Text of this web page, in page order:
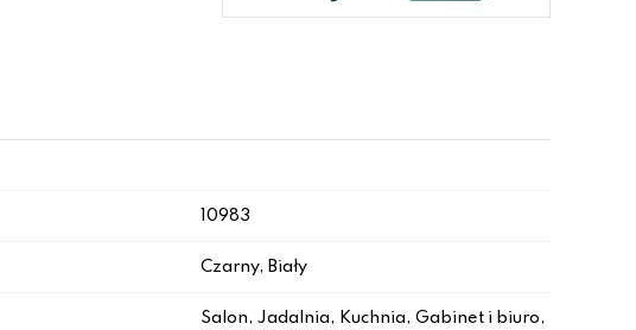
10983
Czarny, Biały
Salon, Jadalnia, Kuchnia, Gabinet i biuro,